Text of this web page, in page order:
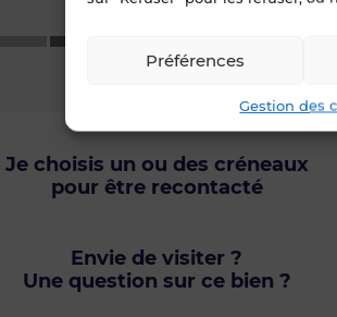
Préférences
Gestion des
Je choisis un ou des créneaux
pour être recontacté
Envie de visiter ?
Une question sur ce bien ?